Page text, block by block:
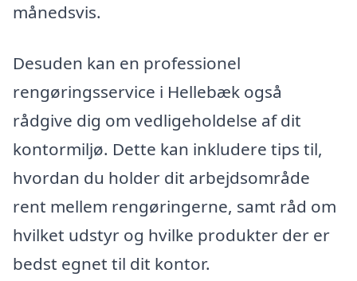
månedsvis.
Desuden kan en professionel
rengøringsservice i Hellebæk også
rådgive dig om vedligeholdelse af dit
kontormiljø. Dette kan inkludere tips til,
hvordan du holder dit arbejdsområde
rent mellem rengøringerne, samt råd om
hvilket udstyr og hvilke produkter der er
bedst egnet til dit kontor.